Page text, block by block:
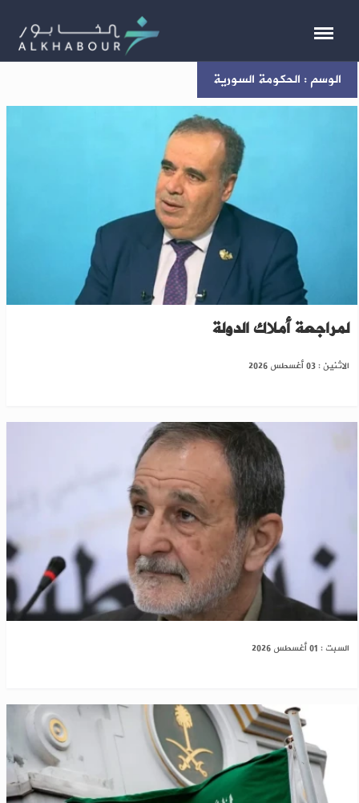
الوسم : الحكومة السورية
الحكومة السورية تطلق حملة وطنية شاملة
لمراجعة أملاك الدولة
الاثنين : 03 أغسطس 2026
رياض درار: حل "قسد" مسألة وقت
السبت : 01 أغسطس 2026